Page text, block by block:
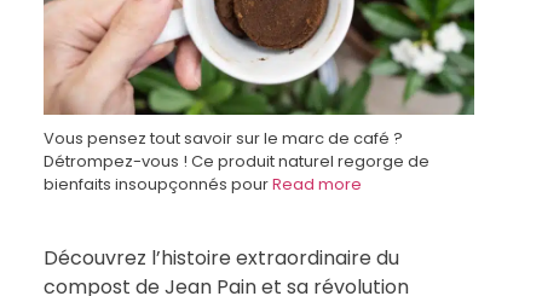
Vous pensez tout savoir sur le marc de café ?
Détrompez-vous ! Ce produit naturel regorge de
bienfaits insoupçonnés pourRead more
Découvrez l’histoire extraordinaire du
compost de Jean Pain et sa révolution